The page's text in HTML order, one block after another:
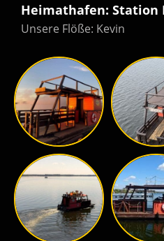
Heimathafen: Station
Unsere Flöße: Kevin